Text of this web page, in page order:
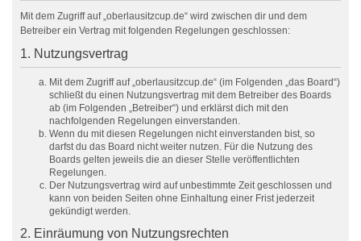
Mit dem Zugriff auf „oberlausitzcup.de“ wird zwischen dir und dem
Betreiber ein Vertrag mit folgenden Regelungen geschlossen:
1. Nutzungsvertrag
Mit dem Zugriff auf „oberlausitzcup.de“ (im Folgenden „das Board“)
schließt du einen Nutzungsvertrag mit dem Betreiber des Boards
ab (im Folgenden „Betreiber“) und erklärst dich mit den
nachfolgenden Regelungen einverstanden.
Wenn du mit diesen Regelungen nicht einverstanden bist, so
darfst du das Board nicht weiter nutzen. Für die Nutzung des
Boards gelten jeweils die an dieser Stelle veröffentlichten
Regelungen.
Der Nutzungsvertrag wird auf unbestimmte Zeit geschlossen und
kann von beiden Seiten ohne Einhaltung einer Frist jederzeit
gekündigt werden.
2. Einräumung von Nutzungsrechten